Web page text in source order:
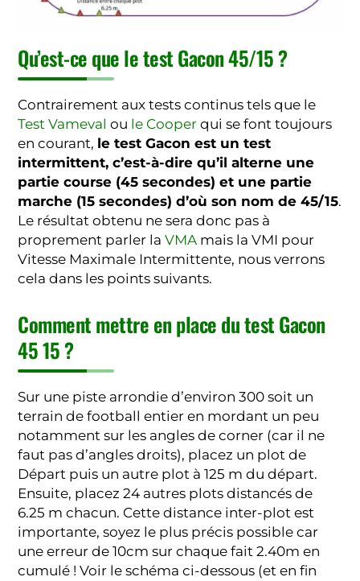
Qu’est-ce que le test Gacon 45/15 ?
Contrairement aux tests continus tels que le
Test Vameval ou le Cooper qui se font toujours
en courant, le test Gacon est un test
intermittent, c’est-à-dire qu’il alterne une
partie course (45 secondes) et une partie
marche (15 secondes) d’où son nom de 45/15.
Le résultat obtenu ne sera donc pas à
proprement parler laVMA mais la VMI pour
Vitesse Maximale Intermittente, nous verrons
cela dans les points suivants.
Comment mettre en place du test Gacon
45 15 ?
Sur une piste arrondie d’environ 300 soit un
terrain de football entier en mordant un peu
notamment sur les angles de corner (car il ne
faut pas d’angles droits), placez un plot de
Départ puis un autre plot à 125 m du départ.
Ensuite, placez 24 autres plots distancés de
6.25 m chacun. Cette distance inter-plot est
importante, soyez le plus précis possible car
une erreur de 10cm sur chaque fait 2.40m en
cumulé ! Voir le schéma ci-dessous (et en fin